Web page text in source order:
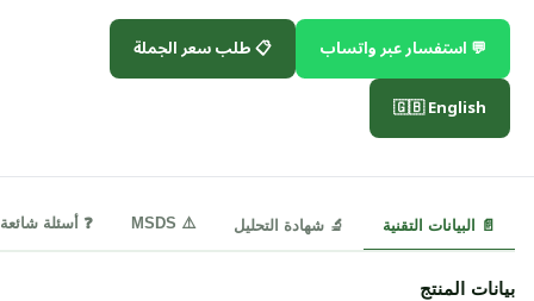
💬 استفسار عبر واتساب
📋 طلب سعر الجملة
🇬🇧 English
📄 البيانات التقنية 🔬 شهادة التحليل ⚠️ MSDS ❓ أسئلة شائعة
بيانات المنتج